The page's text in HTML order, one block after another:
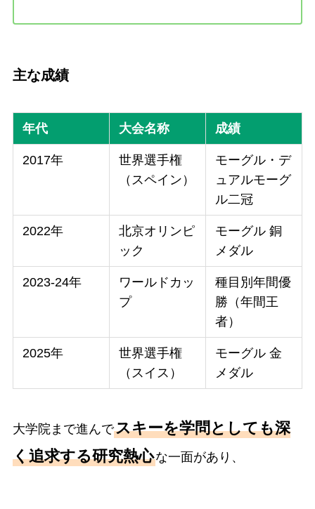
主な成績
年代 大会名称 成績
2017年
世界選手権
（スペイン）
モーグル・デ
ュアルモーグ
ル二冠
2022年
北京オリンピ
ック
モーグル 銅
メダル
2023-24年
ワールドカッ
プ
種目別年間優
勝（年間王
者）
2025年
世界選手権
（スイス）
モーグル 金
メダル
大学院まで進んでスキーを学問としても深
く追求する研究熱心な一面があり、